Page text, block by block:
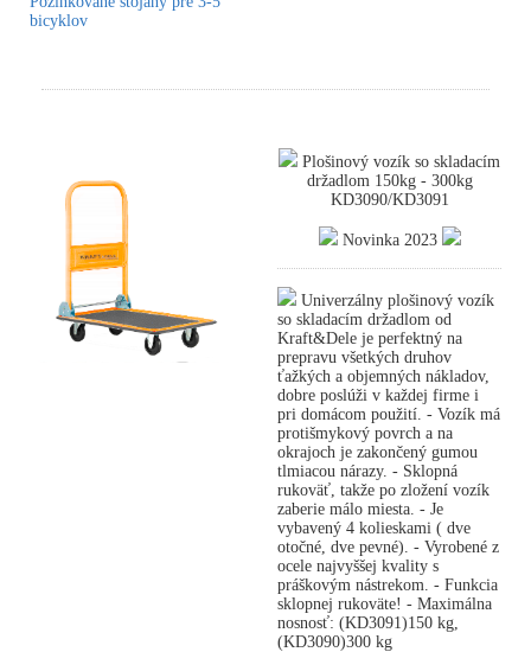
bicyklov
Plošinový vozík so skladacím
držadlom 150kg - 300kg
KD3090/KD3091
Novinka 2023
Univerzálny plošinový vozík
so skladacím držadlom od
Kraft&Dele je perfektný na
prepravu všetkých druhov
ťažkých a objemných nákladov,
dobre poslúži v každej firme i
pri domácom použití. - Vozík má
protišmykový povrch a na
okrajoch je zakončený gumou
tlmiacou nárazy. - Sklopná
rukoväť, takže po zložení vozík
zaberie málo miesta. - Je
vybavený 4 kolieskami ( dve
otočné, dve pevné). - Vyrobené z
ocele najvyššej kvality s
práškovým nástrekom. - Funkcia
sklopnej rukoväte! - Maximálna
nosnosť: (KD3091)150 kg,
(KD3090)300 kg